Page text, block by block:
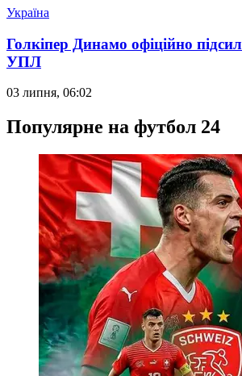
Україна
Голкіпер Динамо офіційно
УПЛ
03 липня, 06:02
Популярне на футбол 24